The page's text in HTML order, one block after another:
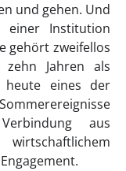
und gehen. Und
einer Institution
gehört zweifellos
Jahren als
heute eines der
aus
wirtschaftlichem